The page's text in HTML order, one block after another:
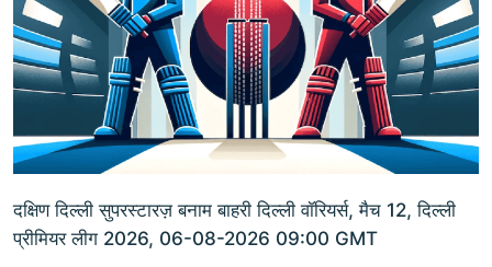
दक्षिण दिल्ली सुपरस्टारज़ बनाम बाहरी दिल्ली वॉरियर्स, मैच 12, दिल्ली
प्रीमियर लीग 2026, 06-08-2026 09:00 GMT